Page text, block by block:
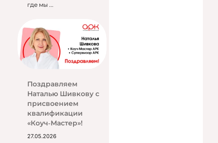
где мы ...
Поздравляем
Наталью Шивкову с
присвоением
квалификации
«Коуч‑Мастер»!
27.05.2026